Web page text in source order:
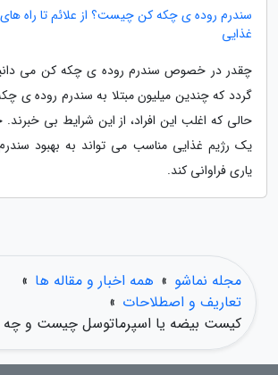
سندرم روده ی چکه کن چیست؟ از علائم تا راه
غذایی
چقدر در خصوص سندرم روده ی چکه کن می
گردد که چندین میلیون مبتلا به سندرم روده ی
حالی که اغلب این افراد، از این شرایط بی خبرند.
یک رژیم غذایی مناسب می تواند به بهبود
یاری فراوانی کند.
مجله نماشو » همه اخبار و مقاله ها »
تعاریف و اصطلاحات »
کیست بیضه یا اسپرماتوسل چیست و چه